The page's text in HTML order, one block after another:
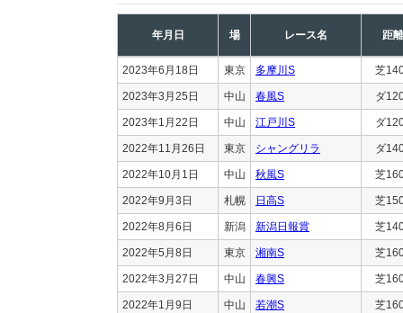
年月日 場 レース名 距離
2023年6月18日 東京 多摩川S 芝
2023年3月25日 中山 春風S ダ
2023年1月22日 中山 江戸川S ダ
2022年11月26日 東京 シャングリラ ダ
2022年10月1日 中山 秋風S 芝
2022年9月3日 札幌 日高S 芝
2022年8月6日 新潟 新潟日報賞 芝
2022年5月8日 東京 湘南S 芝
2022年3月27日 中山 春興S 芝
2022年1月9日 中山 若潮S 芝